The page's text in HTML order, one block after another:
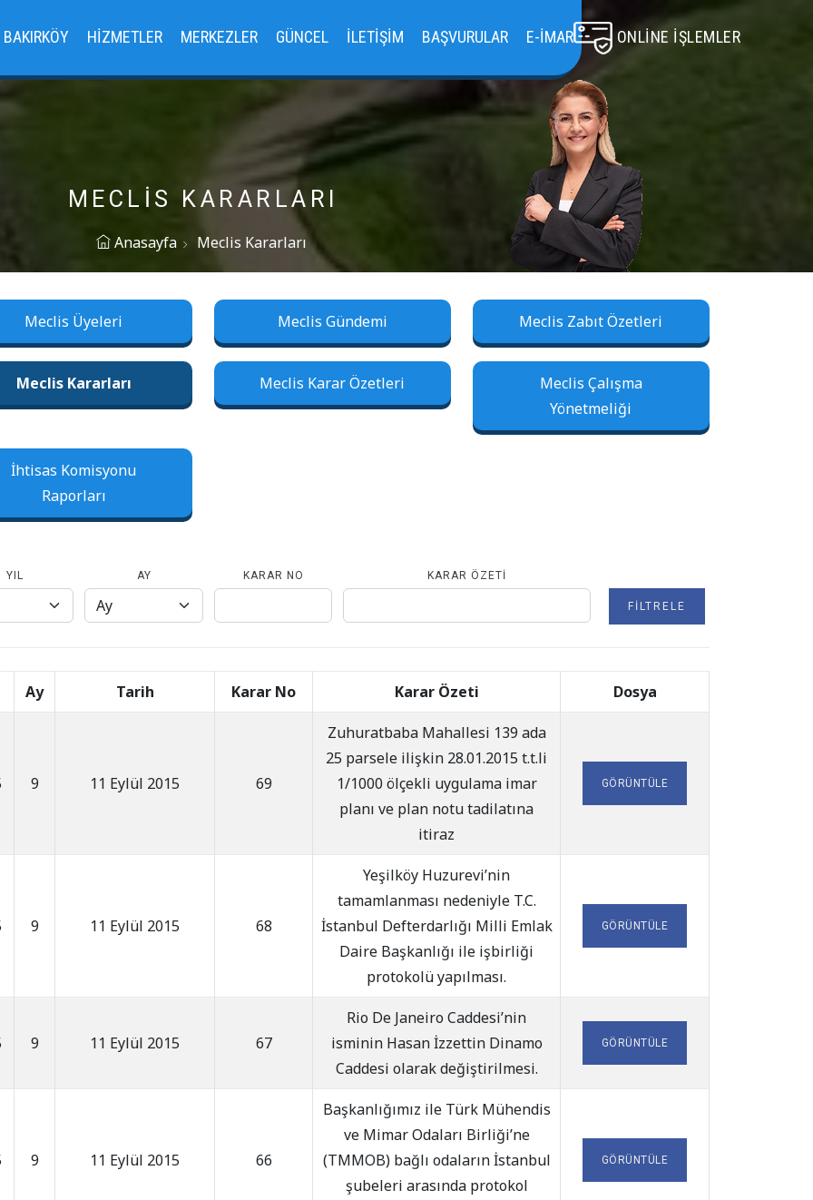
BAKIRKÖY HIZMETLER MERKEZLER GÜNCEL İLETIŞIM BAŞVURULAR E-İMAR ONLINE İŞLEMLER
MECLIS KARARLARI
Anasayfa Meclis Kararları
Meclis Üyeleri Meclis Gündemi Meclis Zabıt Özetleri
Meclis Kararları Meclis Karar Özetleri
Meclis Çalışma
Yönetmeliği
İhtisas Komisyonu
Raporları
YIL AY KARAR NO KARAR ÖZETI
FILTRELE
Ay Tarih Karar No Karar Özeti Dosya
9 11 Eylül 2015 69
Zuhuratbaba Mahallesi 139 ada
25 parsele ilişkin 28.01.2015 t.t.li
1/1000 ölçekli uygulama imar
planı ve plan notu tadilatına
itiraz
GÖRÜNTÜLE
9 11 Eylül 2015 68
Yeşilköy Huzurevi’nin
tamamlanması nedeniyle T.C.
İstanbul Defterdarlığı Milli Emlak
Daire Başkanlığı ile işbirliği
protokolü yapılması.
GÖRÜNTÜLE
9 11 Eylül 2015 67
Rio De Janeiro Caddesi’nin
isminin Hasan İzzettin Dinamo
Caddesi olarak değiştirilmesi.
GÖRÜNTÜLE
9 11 Eylül 2015 66
Başkanlığımız ile Türk Mühendis
ve Mimar Odaları Birliği’ne
(TMMOB) bağlı odaların İstanbul
şubeleri arasında protokol
GÖRÜNTÜLE